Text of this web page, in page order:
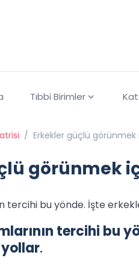
Tıbbi Birimler
/ Erkekler güçlü
görünmek
tercihi bu yönde. İşte
tercihi bu
.